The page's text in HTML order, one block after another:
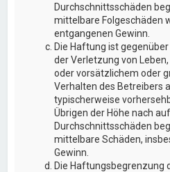
Durchschnittsschäden
mittelbare Folgeschäden
entgangenen Gewinn.
Die Haftung ist
der Verletzung von
oder vorsätzlichem oder
Verhalten des Betreibers
typischerweise
Übrigen der Höhe nach
Durchschnittsschäden
mittelbare Schäden,
Gewinn.
Die Haftungsbegrenzung